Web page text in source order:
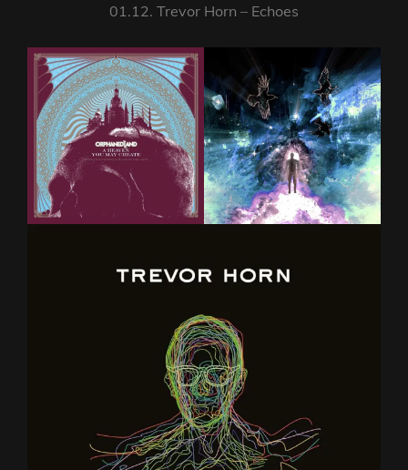
01.12. Trevor Horn – Echoes